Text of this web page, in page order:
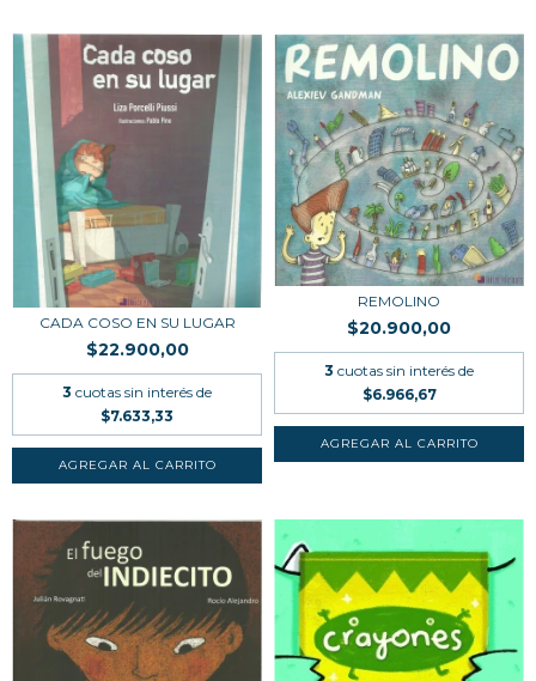
CADA COSO EN SU LUGAR
$22.900,00
3 cuotas sin interés de
$7.633,33
REMOLINO
$20.900,00
3 cuotas sin interés de
$6.966,67